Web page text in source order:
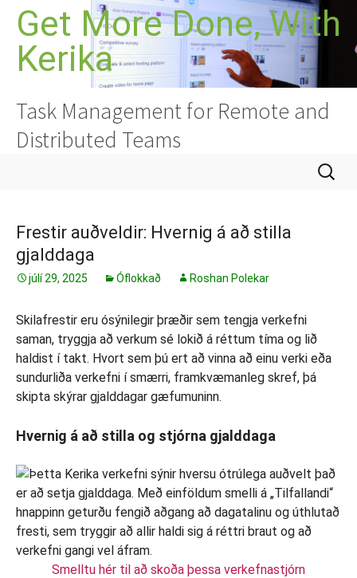
HoppaGet More Done, With
Kerika
Task Management for Remote and
Distributed Teams
Leita
að:
Frestir auðveldir: Hvernig á að stilla
gjalddaga
júlí 29, 2025 Óflokkað Roshan Polekar
Skilafrestir eru ósýnilegir þræðir sem tengja verkefni
saman, tryggja að verkum sé lokið á réttum tíma og lið
haldist í takt. Hvort sem þú ert að vinna að einu verki eða
sundurliða verkefni í smærri, framkvæmanleg skref, þá
skipta skýrar gjalddagar gæfumuninn.
Hvernig á að stilla og stjórna gjalddaga
Smelltu hér til að skoða þessa verkefnastjórn